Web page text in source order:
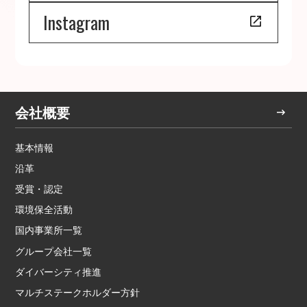
Instagram
会社概要
基本情報
沿革
受賞・認定
環境保全活動
国内事業所一覧
グループ会社一覧
ダイバーシティ推進
マルチステークホルダー方針